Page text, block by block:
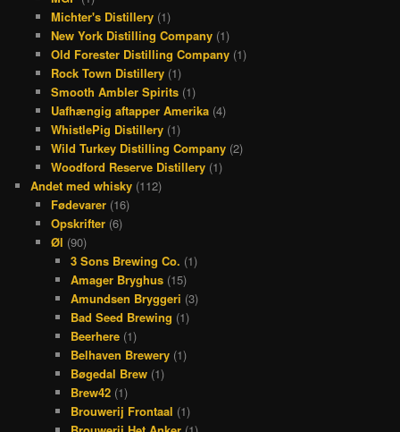
Michter's Distillery(1)
New York Distilling Company(1)
Old Forester Distilling Company(1)
Rock Town Distillery(1)
Smooth Ambler Spirits(1)
Uafhængig aftapper Amerika(4)
WhistlePig Distillery(1)
Wild Turkey Distilling Company(2)
Woodford Reserve Distillery(1)
Andet med whisky (112)
Fødevarer(16)
Opskrifter(6)
Øl (90)
3 Sons Brewing Co. (1)
Amager Bryghus (15)
Amundsen Bryggeri (3)
Bad Seed Brewing (1)
Beerhere (1)
Belhaven Brewery (1)
Bøgedal Brew (1)
Brew42 (1)
Brouwerij Frontaal (1)